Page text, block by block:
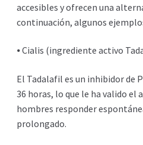
accesibles y ofrecen una
continuación, algunos
⦁ Cialis (ingrediente activo
El Tadalafil es un inhibidor de
36 horas, lo que le ha valido el
hombres responder
prolongado.